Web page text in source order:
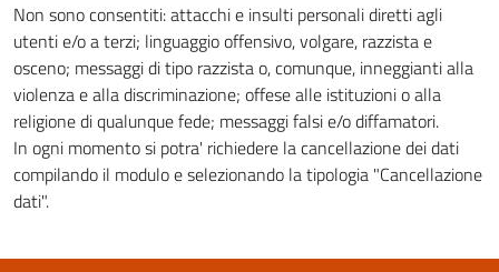
Non sono consentiti: attacchi e insulti personali diretti agli
utenti e/o a terzi; linguaggio offensivo, volgare, razzista e
osceno; messaggi di tipo razzista o, comunque, inneggianti alla
violenza e alla discriminazione; offese alle istituzioni o alla
religione di qualunque fede; messaggi falsi e/o diffamatori.
In ogni momento si potra' richiedere la cancellazione dei dati
compilando il modulo e selezionando la tipologia "Cancellazione
dati".